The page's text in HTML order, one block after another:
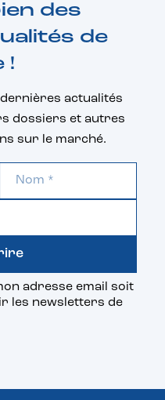
des
de
!
actualités
dossiers et autres
sur le marché.
adresse email soit
les newsletters de